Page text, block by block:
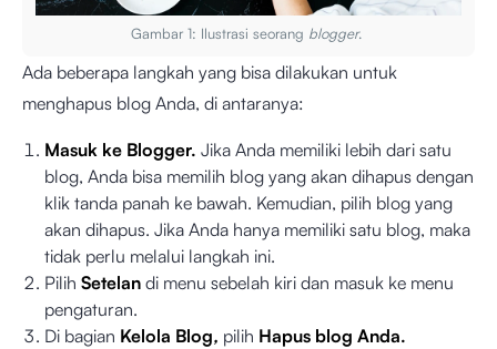
Gambar 1: Ilustrasi seorang blogger.
Ada beberapa langkah yang bisa dilakukan untuk
menghapus blog Anda, di antaranya:
Masuk ke Blogger. Jika Anda memiliki lebih dari satu
blog, Anda bisa memilih blog yang akan dihapus dengan
klik tanda panah ke bawah. Kemudian, pilih blog yang
akan dihapus. Jika Anda hanya memiliki satu blog, maka
tidak perlu melalui langkah ini.
Pilih Setelan di menu sebelah kiri dan masuk ke menu
pengaturan.
Di bagian Kelola Blog, pilih Hapus blog Anda.